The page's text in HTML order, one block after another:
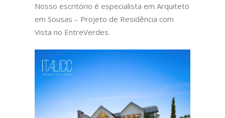
Nosso escritório é especialista em Arquiteto
em Sousas – Projeto de Residência com
Vista no EntreVerdes.